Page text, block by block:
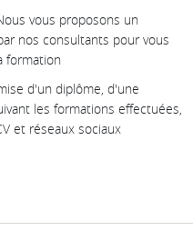
vous proposons un
nos consultants pour vous
formation
d'un diplôme, d'une
les formations effectuées,
et réseaux sociaux